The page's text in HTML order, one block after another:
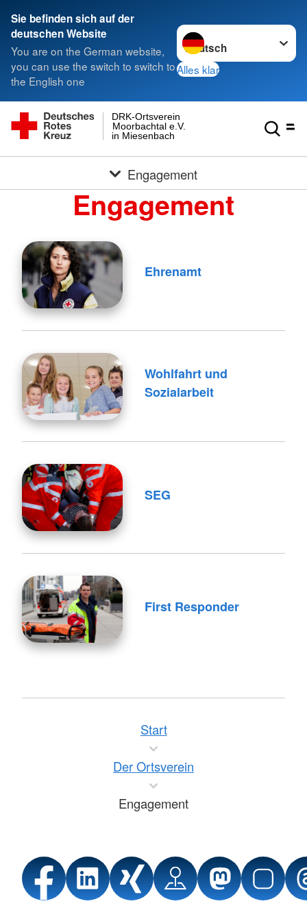
Sie befinden sich auf der
deutschen Website
You are on the German website,
you can use the switch to switch to
the English one
Sprache wechseln zu
Alles klar
in Miesenbach
Moorbachtal e.V.
DRK-Ortsverein
Engagement
Engagement
Ehrenamt
Wohlfahrt und
Sozialarbeit
SEG
First Responder
Start
Der Ortsverein
Engagement